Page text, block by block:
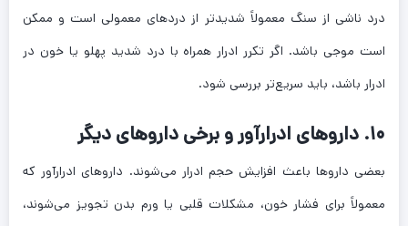
درد ناشی از سنگ معمولاً شدیدتر از دردهای معمولی است و ممکن
است موجی باشد. اگر تکرر ادرار همراه با درد شدید پهلو یا خون در
ادرار باشد، باید سریع‌تر بررسی شود.
۱۰. داروهای ادرارآور و برخی داروهای دیگر
بعضی داروها باعث افزایش حجم ادرار می‌شوند. داروهای ادرارآور که
معمولاً برای فشار خون، مشکلات قلبی یا ورم بدن تجویز می‌شوند،